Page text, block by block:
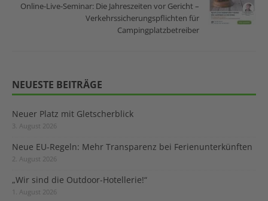
Online-Live-Seminar: Die Jahreszeiten vor Gericht –
Verkehrssicherungspflichten für
Campingplatzbetreiber
NEUESTE BEITRÄGE
Neuer Platz mit Gletscherblick
3. August 2026
Neue EU-Regeln: Mehr Transparenz bei Ferienunterkünften
2. August 2026
„Wir sind die Outdoor-Hotellerie!“
1. August 2026